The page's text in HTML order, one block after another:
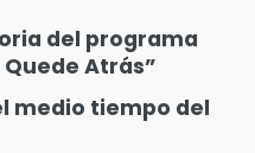
del programa
Atrás”
medio tiempo del